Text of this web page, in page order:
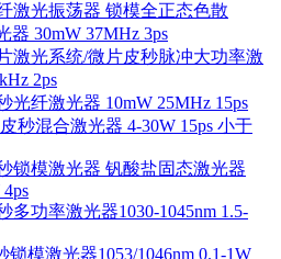
激光振荡器 锁模全正态色散
器 30mW 37MHz 3ps
激光系统/微片皮秒脉冲大功率激
2ps
光纤激光器 10mW 25MHz 15ps
皮秒混合激光器 4-30W 15ps 小于
锁模激光器 钒酸盐固态激光器
多功率激光器1030-1045nm 1.5-
锁模激光器1053/1046nm 0.1-1W